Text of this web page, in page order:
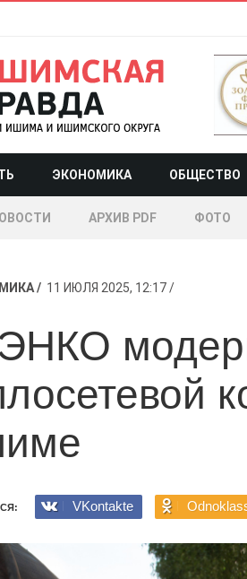
ЭКОНОМИКА ОБЩЕСТВО
АРХИВ PDF ФОТО
11 ИЮЛЯ 2025, 12:17
VKontakte